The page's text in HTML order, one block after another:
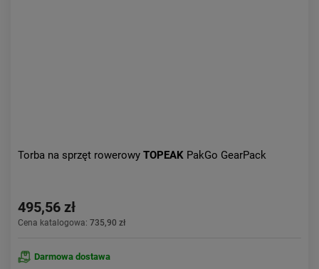
Torba na sprzęt rowerowy TOPEAK PakGo GearPack
495,56 zł
Cena katalogowa: 735,90 zł
Darmowa dostawa